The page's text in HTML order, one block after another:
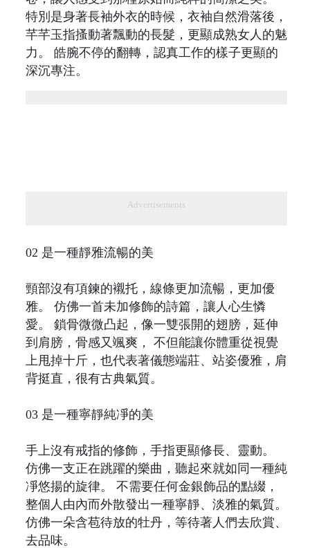
特別是身著長袖外衣的時候，衣袖自然滑落後，
芊芊玉指搔動著飄動的長髮，更顯成熟女人的魅
力。 皓腕不停的翻轉，認真工作的樣子更顯的
深沉專注。
Advertisements
02 是一種靜雅流暢的美
頸部沒有項鍊的襯托，線條更加流暢，更加優
雅。 仿佛一首未加修飾的詩篇，讓人心生憐
愛。 鎖骨微微凸起，像一雙張開的翅膀，延伸
到肩膀，骨感又颯爽， 不但能讓你體重從視覺
上甩掉十斤，也代表著儀態端莊、站姿優雅，肩
背挺直，很有古典氣質。
03 是一種寧靜純凈的美
手上沒有戒指的修飾，手指更顯修長、靈動。
仿佛一支正在跳躍的樂曲，聽起來就如同一種純
凈悠揚的旋律。 不需要任何金銀飾品的點綴，
整個人由內而外散發出一種寧靜、淡雅的氣質。
仿佛一朵含苞待放的牡丹，等待著人們去欣賞、
去品味。